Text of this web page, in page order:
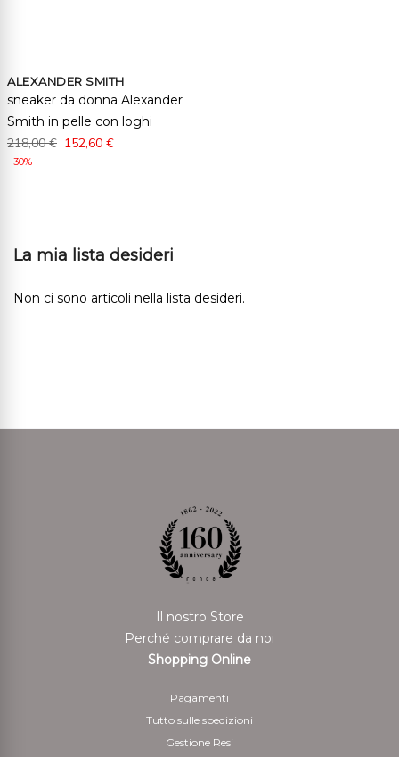
ALEXANDER SMITH
sneaker da donna Alexander
Smith in pelle con loghi
218,00 € 152,60 €
- 30%
La mia lista desideri
Non ci sono articoli nella lista desideri.
Il nostro Store
Perché comprare da noi
Shopping Online
Pagamenti
Tutto sulle spedizioni
Gestione Resi